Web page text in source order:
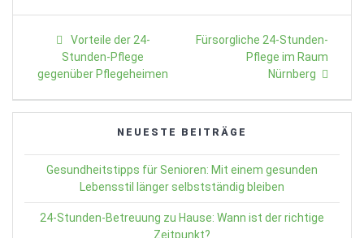
Beitragsnavigation
Previous
post:
Vorteile der 24-
Stunden-Pflege
gegenüber Pflegeheimen
Next
Fürsorgliche 24-Stunden-
Pflege im Raum
Nürnberg
NEUESTE BEITRÄGE
Gesundheitstipps für Senioren: Mit einem gesunden
Lebensstil länger selbstständig bleiben
24-Stunden-Betreuung zu Hause: Wann ist der richtige
Zeitpunkt?